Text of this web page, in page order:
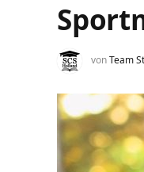
vonTeam